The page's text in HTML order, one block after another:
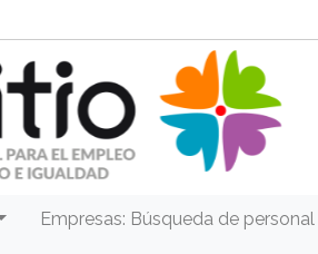
Empresas: Búsqueda de personal